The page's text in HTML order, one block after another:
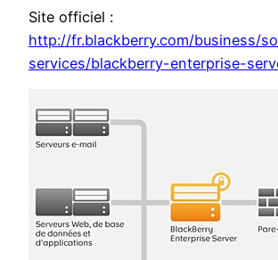
Site officiel :
http://fr.blackberry.com/business/
services/blackberry-enterprise-